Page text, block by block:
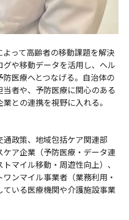
って高齢者の移動課題を解決
グや移動データを活用し、ヘル
医療へとつなげる。自治体の
者や、予防医療に関心のある
との連携を視野に入れる。
政策、地域包括ケア関連部
ア企業（予防医療・データ連
マイル移動・周遊性向上）、
ンマイル事業者（業務利用・
いる医療機関や介護施設事業